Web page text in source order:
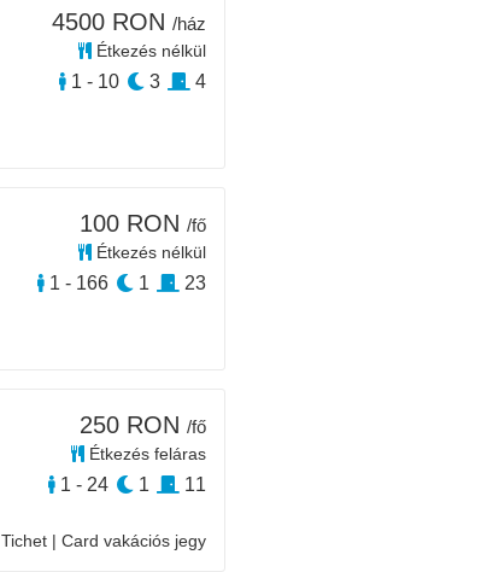
4500 RON /ház
Étkezés nélkül
1 - 10 3 4
100 RON /fő
Étkezés nélkül
1 - 166 1 23
Tichet | Card vakációs jegy
250 RON /fő
Étkezés feláras
1 - 24 1 11